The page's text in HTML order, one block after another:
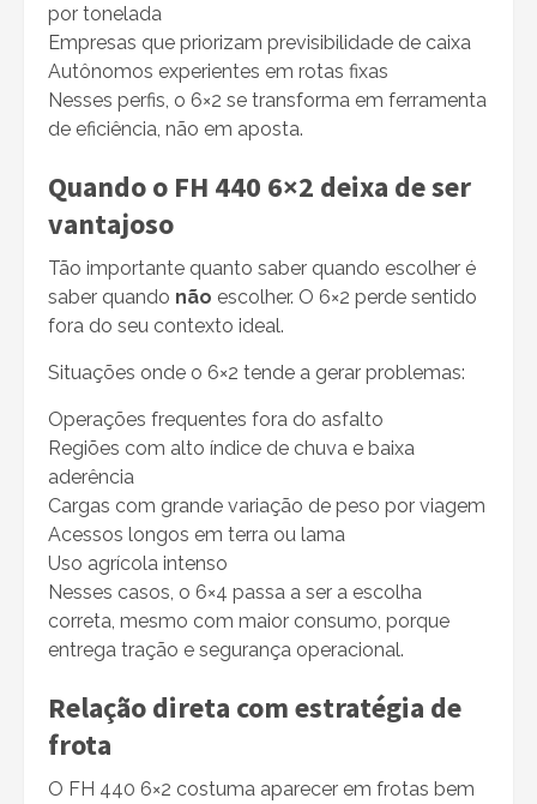
por tonelada
Empresas que priorizam previsibilidade de caixa
Autônomos experientes em rotas fixas
Nesses perfis, o 6×2 se transforma em ferramenta
de eficiência, não em aposta.
Quando o FH 440 6×2 deixa de ser
vantajoso
Tão importante quanto saber quando escolher é
saber quando não escolher. O 6×2 perde sentido
fora do seu contexto ideal.
Situações onde o 6×2 tende a gerar problemas:
Operações frequentes fora do asfalto
Regiões com alto índice de chuva e baixa
aderência
Cargas com grande variação de peso por viagem
Acessos longos em terra ou lama
Uso agrícola intenso
Nesses casos, o 6×4 passa a ser a escolha
correta, mesmo com maior consumo, porque
entrega tração e segurança operacional.
Relação direta com estratégia de
frota
O FH 440 6×2 costuma aparecer em frotas bem